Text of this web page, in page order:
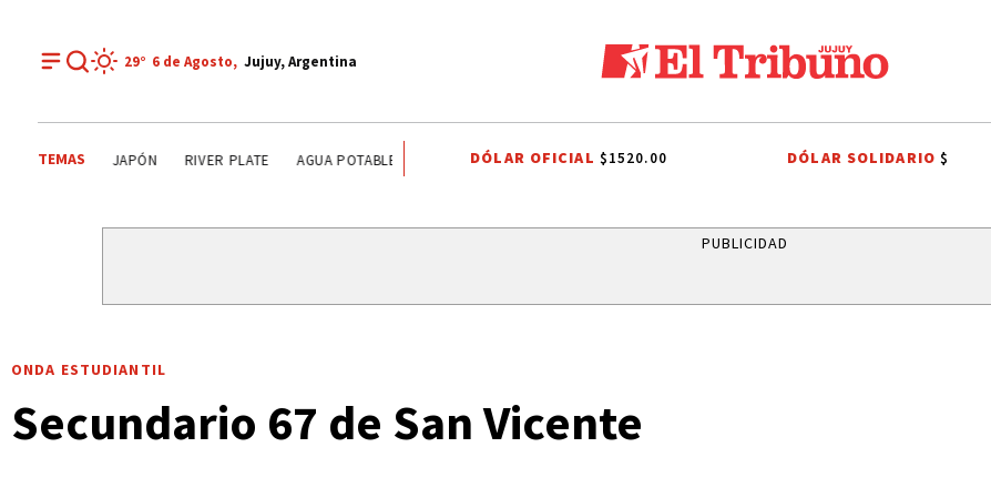
29° 6 de Agosto, Jujuy, Argentina
TEMAS TENDENCIAS ALERTA METEOROLÓGICO RIVER PLATE AGUA POTABLE AGUA POTABLE SANTISIMO SALVADOR
DÓLAR OFICIAL $1520.00 DÓLAR SOLIDARIO$
PUBLICIDAD
ONDA ESTUDIANTIL
Secundario 67 de San Vicente